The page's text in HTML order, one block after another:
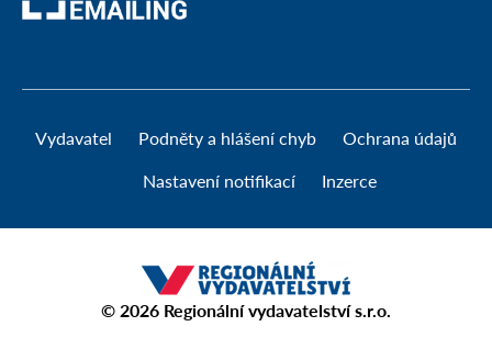
Vydavatel Podněty a hlášení chyb Ochrana údajů
Nastavení notifikací Inzerce
© 2026 Regionální vydavatelství s.r.o.